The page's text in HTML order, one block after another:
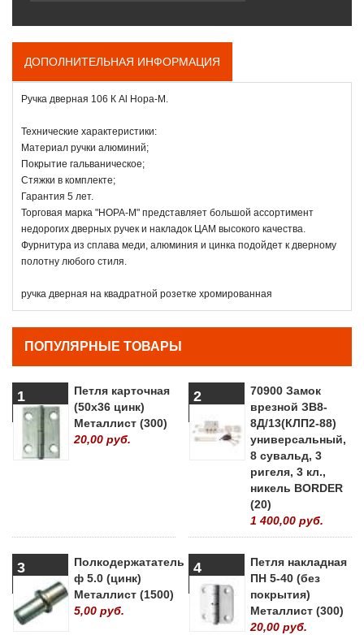
ДОПОЛНИТЕЛЬНАЯ ИНФОРМАЦИЯ
Ручка дверная 106 К Al Нора-М.
Технические характеристики:
Материал ручки алюминий;
Покрытие гальваническое;
Стяжки в комплекте;
Гарантия 5 лет.
Торговая марка "НОРА-М" представляет большой ассортимент
недорогих дверных ручек и накладок ЦАМ высокого качества.
Фурнитура из сплава меди, алюминия и цинка подойдет к дверному
полотну любого стиля.
ручка дверная на квадратной розетке хромированная
ПОПУЛЯРНЫЕ ТОВАРЫ
1
Петля карточная
(50х36 цинк)
Металлист (300)
20,00 руб.
2
70900 Замок
врезной ЗВ8-
8Д/13(КЛП2-88)
универсальный,
8 сувальд, 3
ригеля, 3 кл.,
никель BORDER
(20)
1 400,00 руб.
3
Полкодержататель
ф 5.0 (цинк)
Металлист (1500)
5,00 руб.
4
Петля накладная
ПН 5-40 (без
покрытия)
Металлист (300)
20,00 руб.